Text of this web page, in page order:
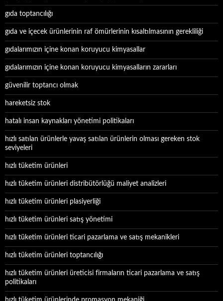
gıda toptancılığı
gıda ve içecek ürünlerinin raf ömürlerinin kısaltılmasının gerekliliği
gıdalarımızın içine konan koruyucu kimyasallar
gıdalarımızın içine konan koruyucu kimyasalların zararları
güvenilir toptancı olmak
hareketsiz stok
hatalı insan kaynakları yönetimi politikaları
hızlı satılan ürünlerle yavaş satılan ürünlerin olması gereken stok
seviyeleri
hızlı tüketim ürünleri
hızlı tüketim ürünleri distribütörlüğü maliyet analizleri
hızlı tüketim ürünleri plasiyerliği
hızlı tüketim ürünleri satış yönetimi
hızlı tüketim ürünleri ticari pazarlama ve satış mekanikleri
hızlı tüketim ürünleri toptancılığı
hızlı tüketim ürünleri üreticisi firmaların ticari pazarlama ve satış
politikaları